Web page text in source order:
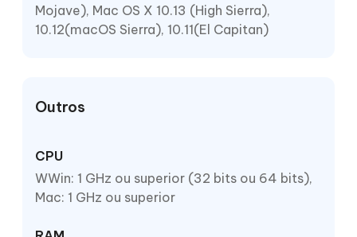
Mojave), Mac OS X 10.13 (High Sierra),
10.12(macOS Sierra), 10.11(El Capitan)
Outros
CPU
WWin: 1 GHz ou superior (32 bits ou 64 bits),
Mac: 1 GHz ou superior